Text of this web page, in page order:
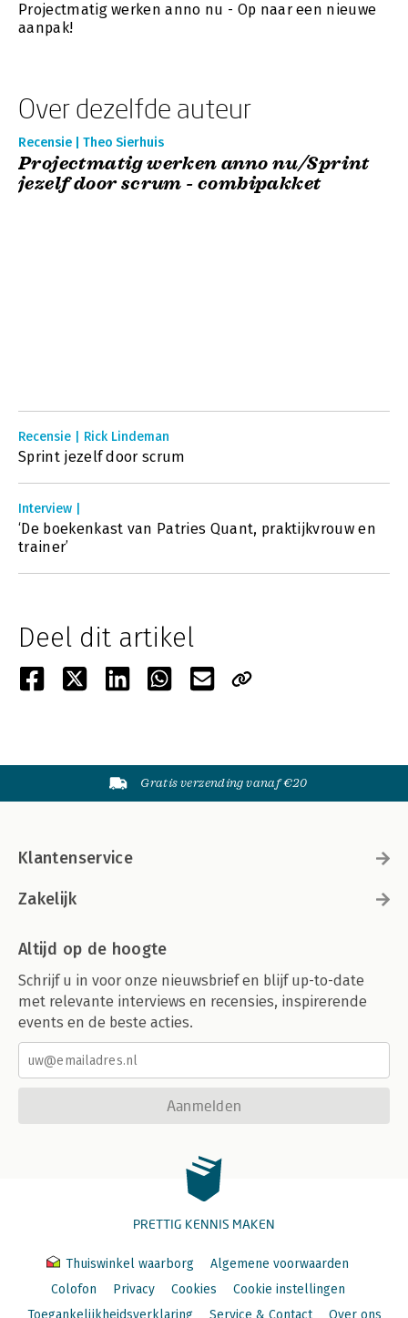
Projectmatig werken anno nu - Op naar een nieuwe
aanpak!
Over dezelfde auteur
Recensie | Theo Sierhuis
Projectmatig werken anno nu/Sprint
jezelf door scrum - combipakket
Recensie | Rick Lindeman
Sprint jezelf door scrum
Interview |
‘De boekenkast van Patries Quant, praktijkvrouw en
trainer’
Deel dit artikel
Gratis verzending vanaf €20
Klantenservice
Zakelijk
Altijd op de hoogte
Schrijf u in voor onze nieuwsbrief en blijf up-to-date
met relevante interviews en recensies, inspirerende
events en de beste acties.
Aanmelden
PRETTIG KENNIS MAKEN
Thuiswinkel waarborg
Algemene voorwaarden
Colofon
Privacy Cookies
Cookie instellingen
Toegankelijkheidsverklaring
Service & Contact Over ons